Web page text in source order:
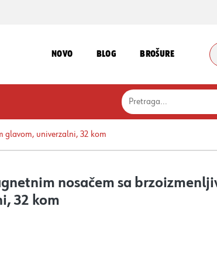
NOVO BLOG BROŠURE
glavom, univerzalni, 32 kom
nosačem sa
32 kom